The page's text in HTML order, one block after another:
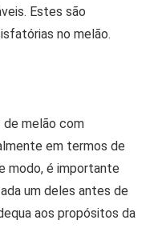
Estes são
no melão.
melão com
em termos de
modo, é importante
um deles antes de
aos propósitos da